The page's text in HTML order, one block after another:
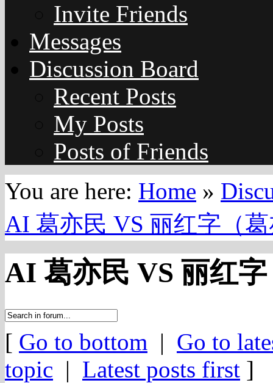
Invite Friends
Messages
Discussion Board
Recent Posts
My Posts
Posts of Friends
You are here: Home »
AI 葛亦民 VS 丽红字（
AI 葛亦民 VS 丽红
[ Go to bottom | Go to
topic | Latest posts first ]